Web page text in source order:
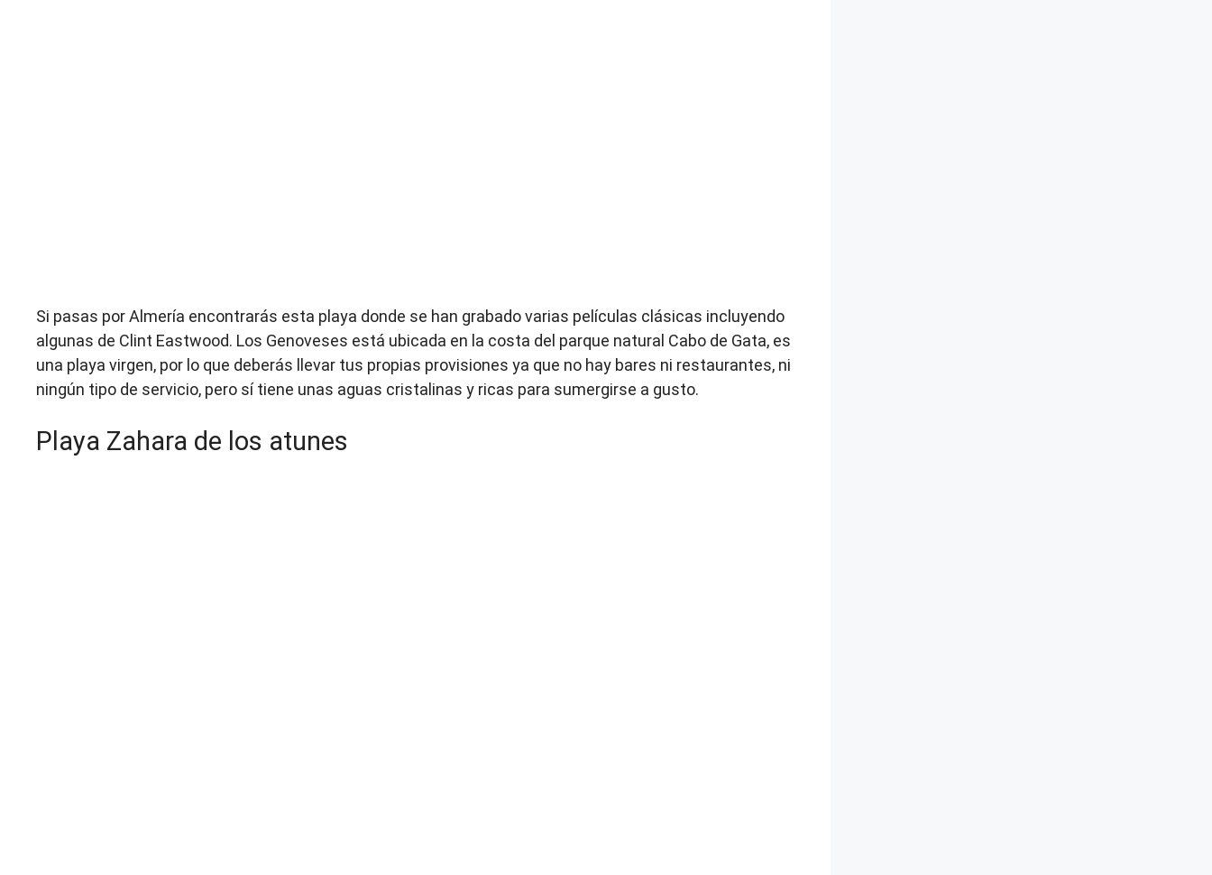
Si pasas por Almería encontrarás esta playa donde se han grabado varias películas clásicas incluyendo
algunas de Clint Eastwood. Los Genoveses está ubicada en la costa del parque natural Cabo de Gata, es
una playa virgen, por lo que deberás llevar tus propias provisiones ya que no hay bares ni restaurantes, ni
ningún tipo de servicio, pero sí tiene unas aguas cristalinas y ricas para sumergirse a gusto.
Playa Zahara de los atunes